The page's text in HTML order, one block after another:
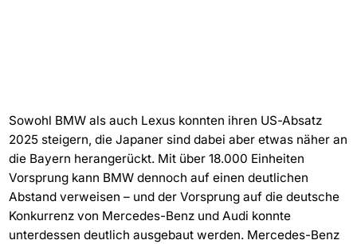
Sowohl BMW als auch Lexus konnten ihren US-Absatz
2025 steigern, die Japaner sind dabei aber etwas näher an
die Bayern herangerückt. Mit über 18.000 Einheiten
Vorsprung kann BMW dennoch auf einen deutlichen
Abstand verweisen – und der Vorsprung auf die deutsche
Konkurrenz von Mercedes-Benz und Audi konnte
unterdessen deutlich ausgebaut werden. Mercedes-Benz